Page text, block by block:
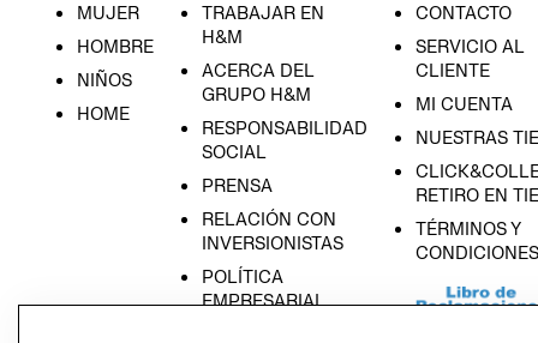
MUJER
HOMBRE
NIÑOS
HOME
TRABAJAR EN
H&M
ACERCA DEL
GRUPO H&M
RESPONSABILIDAD
SOCIAL
PRENSA
RELACIÓN CON
INVERSIONISTAS
POLÍTICA
EMPRESARIAL
CONTACTO
SERVICIO AL
CLIENTE
MI CUENTA
NUESTRAS
RETIRO EN
TÉRMINOS Y
CONDICIONES